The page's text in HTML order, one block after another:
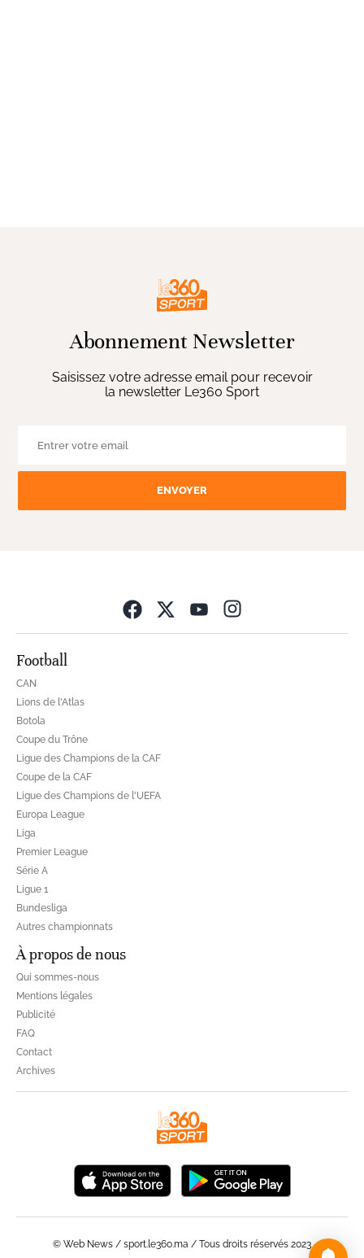
Abonnement Newsletter
Saisissez votre adresse email pour recevoir
la newsletter Le360 Sport
ENVOYER
Football
CAN
Lions de l'Atlas
Botola
Coupe du Trône
Ligue des Champions de la CAF
Coupe de la CAF
Ligue des Champions de l'UEFA
Europa League
Liga
Premier League
Série A
Ligue 1
Bundesliga
Autres championnats
À propos de nous
Qui sommes-nous
Mentions légales
Publicité
FAQ
Contact
Archives
© Web News / sport.le360.ma / Tous droits réservés 2023